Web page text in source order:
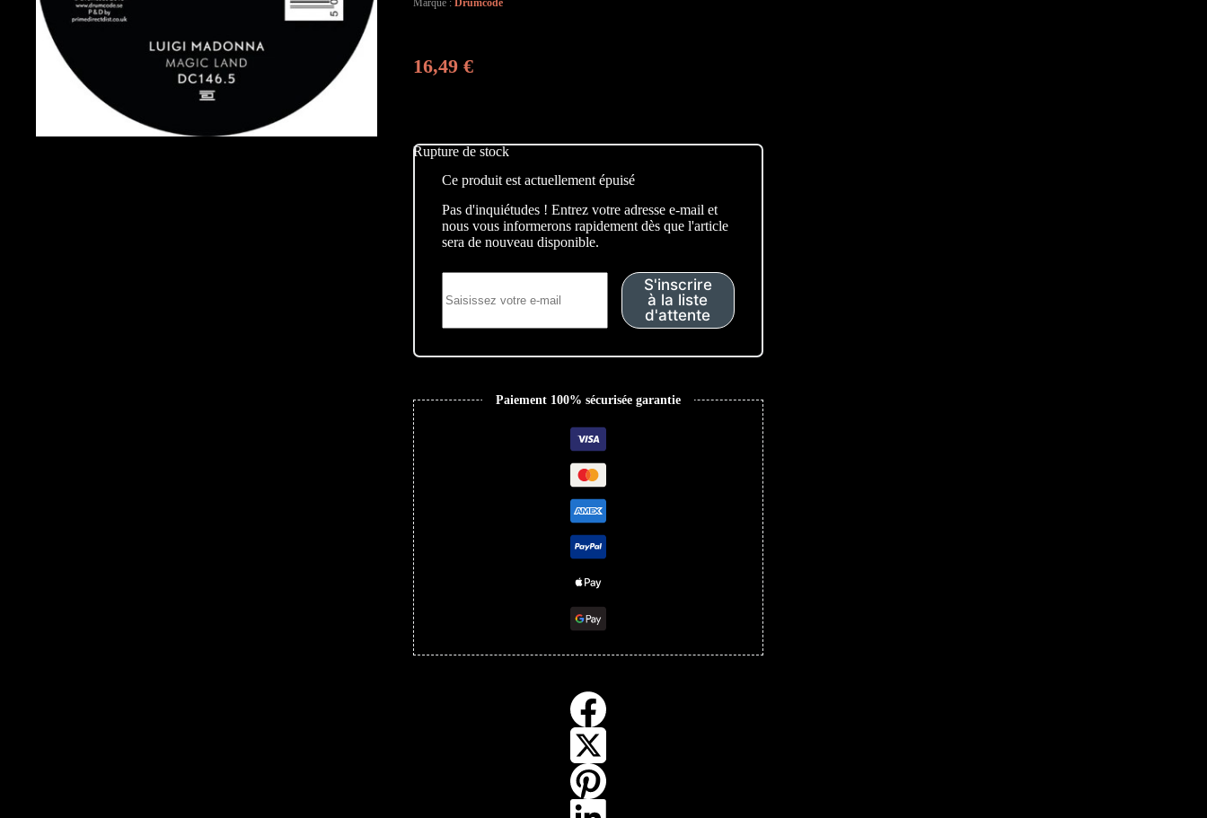
Marque : Drumcode
16,49 €
Rupture de stock
Ce produit est actuellement épuisé
Pas d'inquiétudes ! Entrez votre adresse e-mail et
nous vous informerons rapidement dès que l'article
sera de nouveau disponible.
S'inscrire
à la liste
d'attente
Paiement 100% sécurisée garantie